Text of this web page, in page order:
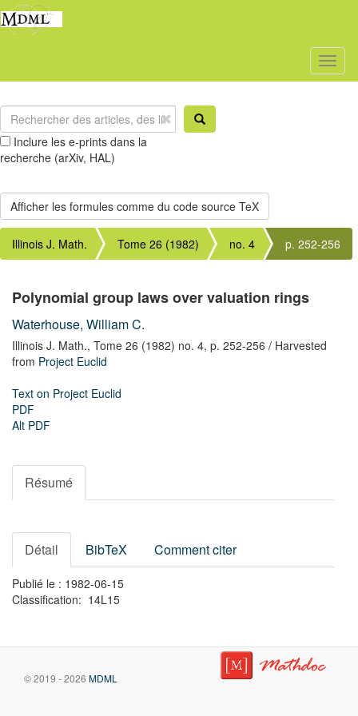
Inclure les e-prints dans la
recherche (arXiv, HAL)
Illinois J. Math. Tome 26 (1982) no. 4 p. 252-256
Polynomial group laws over valuation rings
Waterhouse, William C.
Illinois J. Math., Tome 26 (1982) no. 4, p. 252-256 / Harvested
from Project Euclid
Text on Project Euclid
PDF
Alt PDF
Résumé
Détail BibTeX Comment citer
Publié le : 1982-06-15
Classification: 14L15
© 2019 - 2026 MDML